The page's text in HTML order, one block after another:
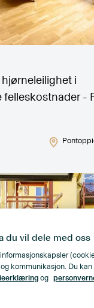
i
felleskostnader -
du vil dele med oss
kommunikasjon. Du
og